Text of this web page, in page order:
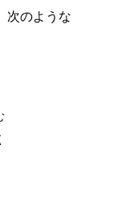
次のような